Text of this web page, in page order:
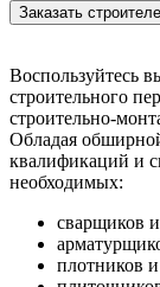
Заказать
Воспользуйтесь
строительного
строительно-
Обладая
квалификаций и
необходимых:
сварщиков
плотников